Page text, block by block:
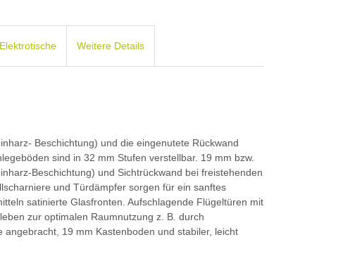
Weitere Details
Beschichtung) und die eingenutete Rückwand
sind in 32 mm Stufen verstellbar. 19 mm bzw.
Beschichtung) und Sichtrückwand bei freistehenden
und Türdämpfer sorgen für ein sanftes
satinierte Glasfronten. Aufschlagende Flügeltüren mit
zur optimalen Raumnutzung z. B. durch
19 mm Kastenboden und stabiler, leicht